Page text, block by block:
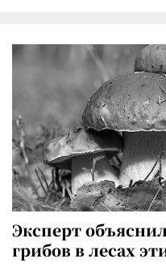
Эксперт
грибов в лесах